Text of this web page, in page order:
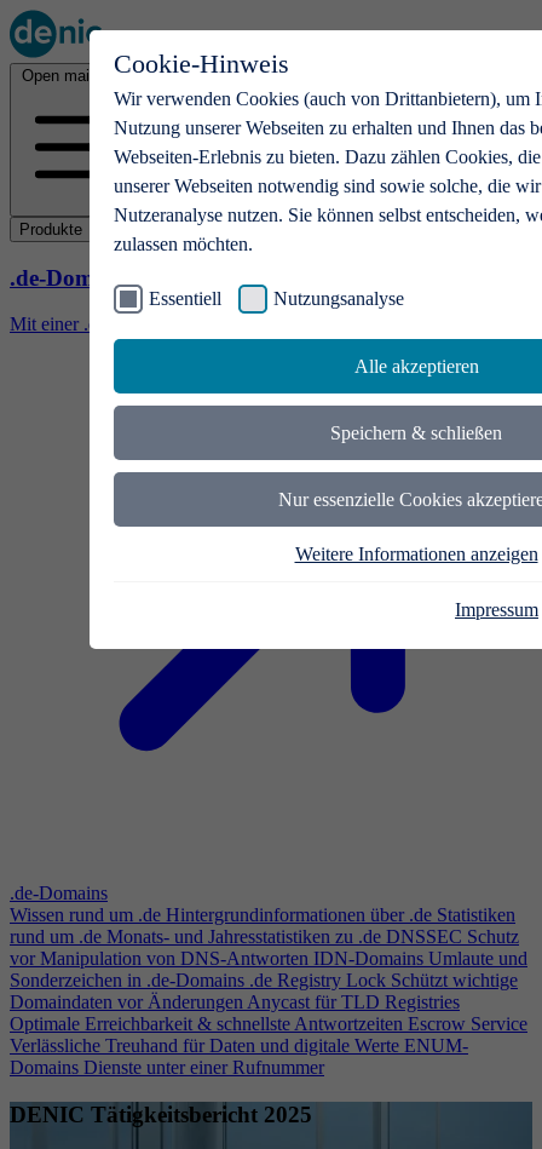
Cookie-Hinweis
Wir verwenden Cookies (auch von Drittanbietern), um
Nutzung unserer Webseiten zu erhalten und Ihnen das
Webseiten-Erlebnis zu bieten. Dazu zählen Cookies,
unserer Webseiten notwendig sind sowie solche, die
Nutzeranalyse nutzen. Sie können selbst entscheiden,
zulassen möchten.
Essentiell Nutzungsanalyse
Alle akzeptieren
Speichern & schließen
Nur essenzielle Cookies
Weitere Informationen anzeigen
Impressum
Open main menu
Produkte
.de-Domains
Mit einer .de-Domain erhalten Ideen eine Bühne
.de-Domains
Wissen rund um .de Hintergrundinformationen über .de Statistiken
rund um .de Monats- und Jahresstatistiken zu .de DNSSEC Schutz
vor Manipulation von DNS-Antworten IDN-Domains Umlaute und
Sonderzeichen in .de-Domains .de Registry Lock Schützt wichtige
Domaindaten vor ÄnderungenAnycast für TLD Registries
Optimale Erreichbarkeit & schnellste Antwortzeiten Escrow Service
Verlässliche Treuhand für Daten und digitale Werte ENUM-
Domains Dienste unter einer Rufnummer
DENIC Tätigkeitsbericht 2025